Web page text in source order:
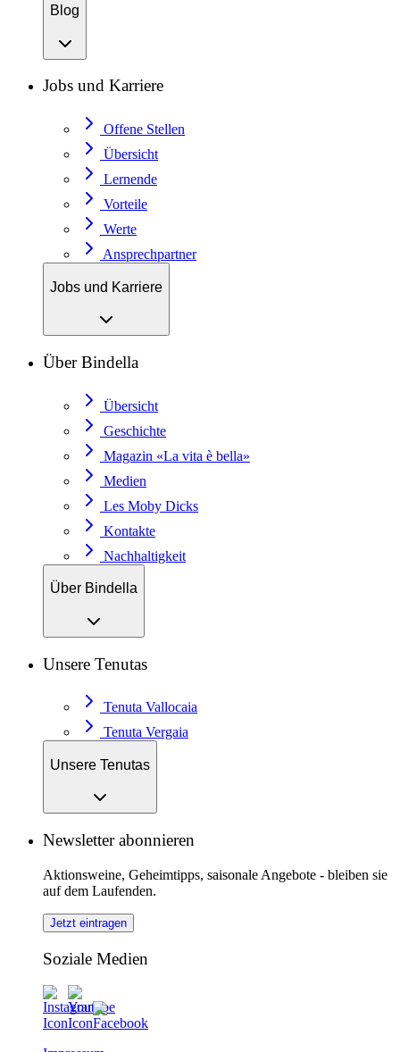
Blog
Jobs und Karriere
Offene Stellen
Übersicht
Lernende
Vorteile
Werte
Ansprechpartner
Jobs und Karriere
Über Bindella
Übersicht
Geschichte
Magazin «La vita è bella»
Medien
Les Moby Dicks
Kontakte
Nachhaltigkeit
Über Bindella
Unsere Tenutas
Tenuta Vallocaia
Tenuta Vergaia
Unsere Tenutas
Newsletter abonnieren
Aktionsweine, Geheimtipps, saisonale Angebote - bleiben sie
auf dem Laufenden.
Jetzt eintragen
Soziale Medien